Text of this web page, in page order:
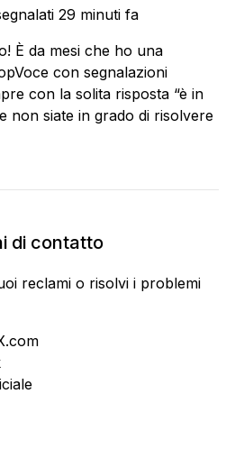
29 minuti fa
È da mesi che ho una
con segnalazioni
con la solita risposta “è in
non siate in grado di risolvere
di contatto
reclami o risolvi i problemi